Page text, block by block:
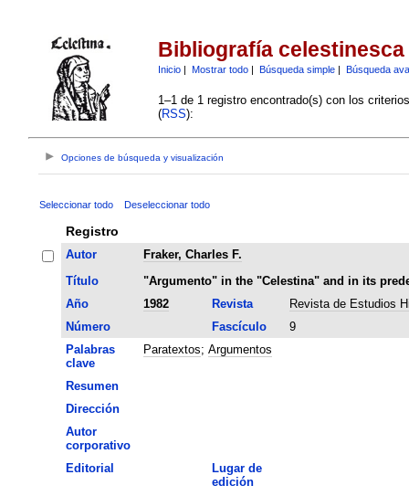
Bibliografía celestinesca
Inicio| Mostrar todo| Búsqueda simple| Búsqueda
1–1 de 1 registro encontrado(s) con los
(RSS):
Opciones de búsqueda y visualización
Seleccionar todo Deseleccionar todo
Registro
Autor
Fraker, Charles F.
Título
"Argumento" in the "Celestina" and in its
Año
1982 Revista
Revista de Estudios
Número
Fascículo
9
Palabras
clave
Paratextos; Argumentos
Resumen
Dirección
Autor
corporativo
Editorial
Lugar de
edición